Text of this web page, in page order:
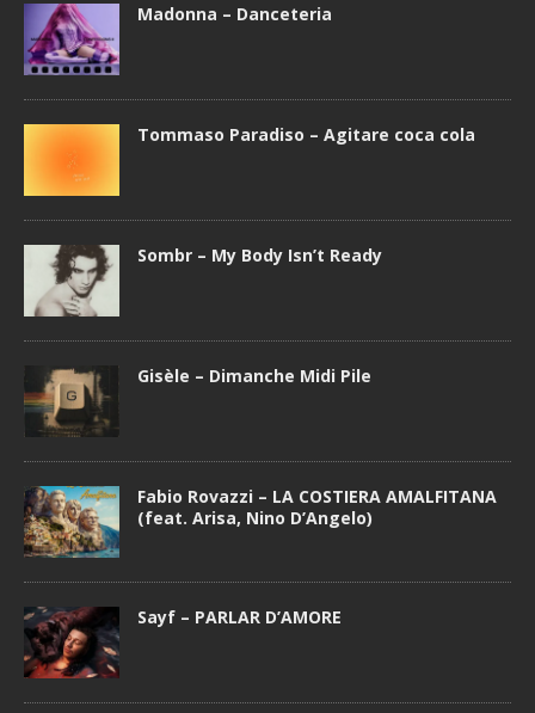
Madonna – Danceteria
Tommaso Paradiso – Agitare coca cola
Sombr – My Body Isn’t Ready
Gisèle – Dimanche Midi Pile
Fabio Rovazzi – LA COSTIERA AMALFITANA
(feat. Arisa, Nino D’Angelo)
Sayf – PARLAR D’AMORE